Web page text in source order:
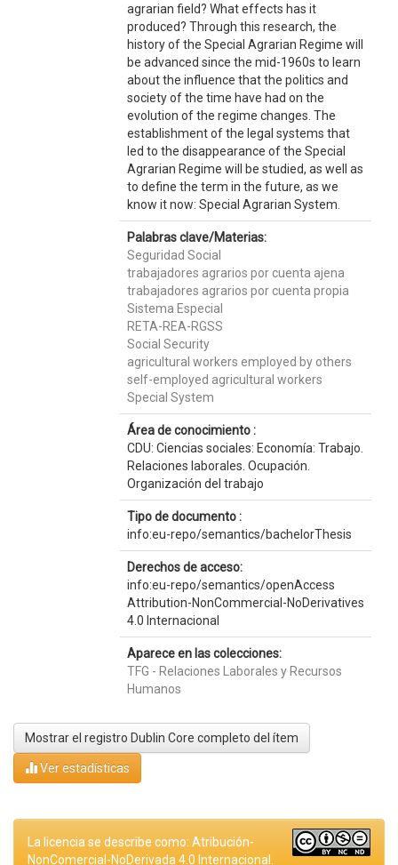
agrarian field? What effects has it
produced? Through this research, the
history of the Special Agrarian Regime will
be advanced since the mid-1960s to learn
about the influence that the politics and
society of the time have had on the
evolution of the regime changes. The
establishment of the legal systems that
led to the disappearance of the Special
Agrarian Regime will be studied, as well as
to define the term in the future, as we
know it now: Special Agrarian System.
Palabras clave/Materias:
Seguridad Social
trabajadores agrarios por cuenta ajena
trabajadores agrarios por cuenta propia
Sistema Especial
RETA-REA-RGSS
Social Security
agricultural workers employed by others
self-employed agricultural workers
Special System
Área de conocimiento :
CDU: Ciencias sociales: Economía: Trabajo.
Relaciones laborales. Ocupación.
Organización del trabajo
Tipo de documento :
info:eu-repo/semantics/bachelorThesis
Derechos de acceso:
info:eu-repo/semantics/openAccess
Attribution-NonCommercial-NoDerivatives
4.0 Internacional
Aparece en las colecciones:
TFG - Relaciones Laborales y Recursos
Humanos
Mostrar el registro Dublin Core completo del ítem
Ver estadísticas
La licencia se describe como: Atribución-
NonComercial-NoDerivada 4.0 Internacional.